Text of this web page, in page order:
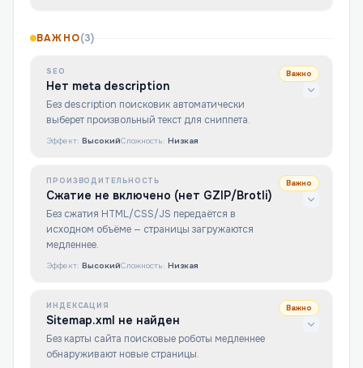
ВАЖНО(3)
SEO
Нет meta description
Без description поисковик автоматически
выберет произвольный текст для сниппета.
Важно
Эффект: ВысокийСложность: Низкая
ПРОИЗВОДИТЕЛЬНОСТЬ
Сжатие не включено (нет GZIP/Brotli)
Без сжатия HTML/CSS/JS передаётся в
исходном объёме — страницы загружаются
медленнее.
Важно
Эффект: ВысокийСложность: Низкая
ИНДЕКСАЦИЯ
Sitemap.xml не найден
Без карты сайта поисковые роботы медленнее
обнаруживают новые страницы.
Важно